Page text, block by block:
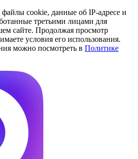
cookie, данные об IP-адресе и
третьими лицами для
сайте. Продолжая просмотр
условия его использования.
можно посмотреть в Политике